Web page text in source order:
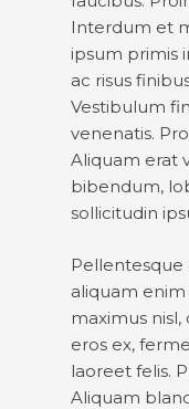
Interdum et
ipsum primis
ac risus
Vestibulum
venenatis.
Aliquam erat
bibendum,
sollicitudin
Pellentesque
aliquam enim
maximus
eros ex,
laoreet felis.
Aliquam